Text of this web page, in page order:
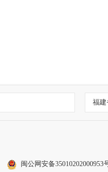
福建
闽公网安备35010202000953